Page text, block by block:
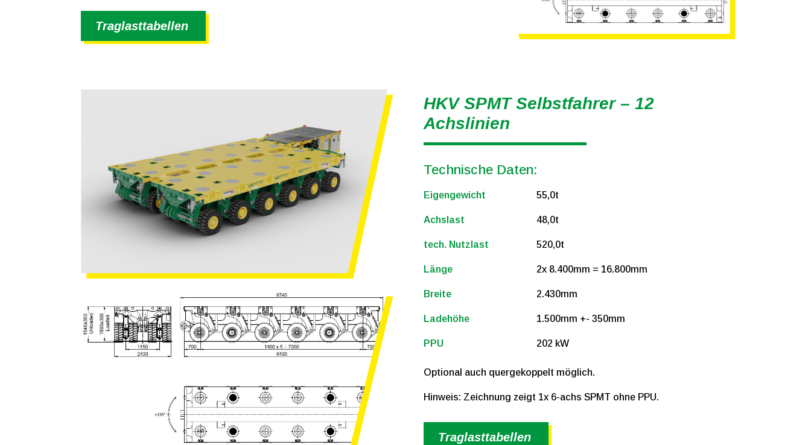
Traglasttabellen
HKV SPMT Selbstfahrer – 12
Achslinien
Technische Daten:
Eigengewicht 55,0t
Achslast 48,0t
tech. Nutzlast 520,0t
Länge 2x 8.400mm = 16.800mm
Breite 2.430mm
Ladehöhe 1.500mm +- 350mm
PPU 202 kW
Optional auch quergekoppelt möglich.
Hinweis: Zeichnung zeigt 1x 6-achs SPMT ohne PPU.
Traglasttabellen